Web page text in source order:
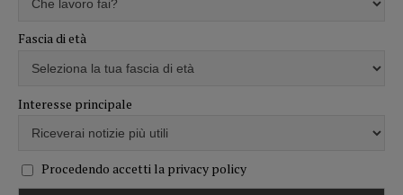
Fascia di età
Interesse principale
Procedendo accetti la privacy policy